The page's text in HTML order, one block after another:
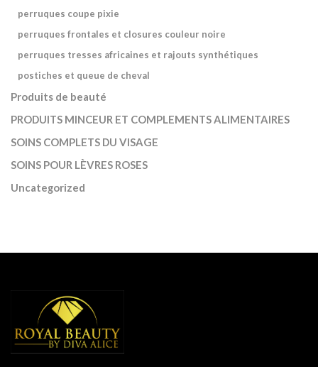
perruques coupe pixie
perruques frontales et closures couleur noire
perruques tresses africaines et rajouts synthétiques
postiches et queue de cheval
Produits de beauté
PRODUITS MINCEUR ET COMPLEMENTS ALIMENTAIRES
SOINS COMPLETS DU VISAGE
SOINS POUR LÈVRES ROSES
Uncategorized